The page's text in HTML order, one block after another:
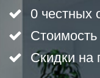
0 честных
Скидки на